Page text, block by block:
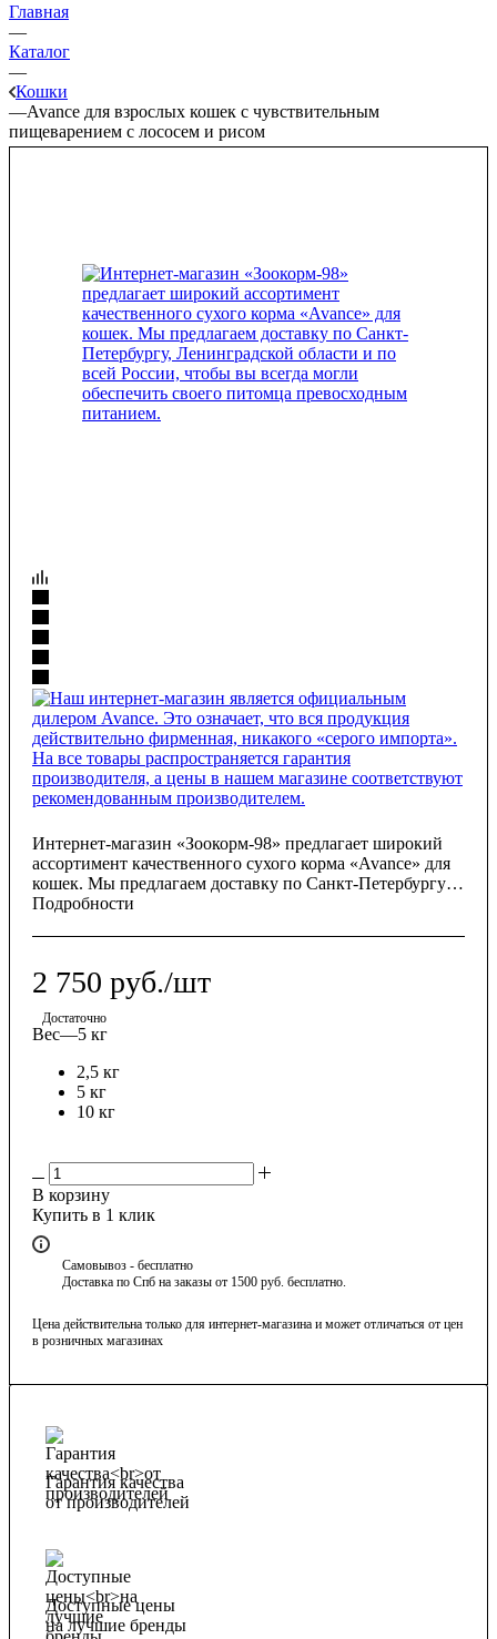
Главная
—
Каталог
—
Кошки
—Avance для взрослых кошек с чувствительным
пищеварением с лососем и рисом
Интернет-магазин «Зоокорм-98» предлагает широкий
ассортимент качественного сухого корма «Avance» для
кошек. Мы предлагаем доставку по Санкт-Петербургу,
Ленинградской области и по всей России, чтобы вы
питанием.
Подробности
2 750 руб./шт
Достаточно
Вес—5 кг
2,5 кг
5 кг
10 кг
В корзину
Купить в 1 клик
Самовывоз - бесплатно
Доставка по Спб на заказы от 1500 руб. бесплатно.
Цена действительна только для интернет-магазина и может отличаться от цен
в розничных магазинах
Гарантия качества
от производителей
Доступные цены
на лучшие бренды